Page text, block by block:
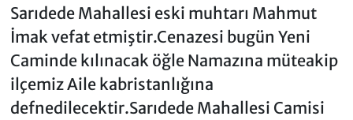
Sarıdede Mahallesi eski muhtarı Mahmut
İmak vefat etmiştir.Cenazesi bugün Yeni
Caminde kılınacak öğle Namazına müteakip
ilçemiz Aile kabristanlığına
defnedilecektir.Sarıdede Mahallesi Camisi